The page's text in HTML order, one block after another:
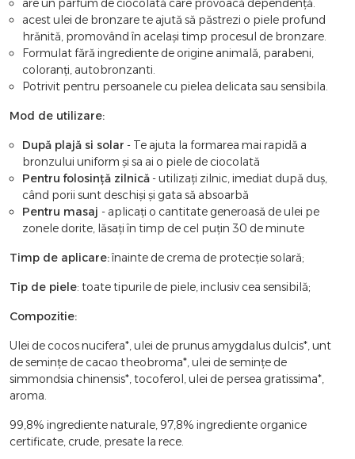
are un parfum de ciocolată care provoacă dependență.
acest ulei de bronzare te ajută să păstrezi o piele profund
hrănită, promovând în același timp procesul de bronzare.
Formulat fără ingrediente de origine animală, parabeni,
coloranți, autobronzanti.
Potrivit pentru persoanele cu pielea delicata sau sensibila.
Mod de utilizare:
După plajă si solar - Te ajuta la formarea mai rapidă a
bronzului uniform și sa ai o piele de ciocolată
Pentru folosință zilnică - utilizați zilnic, imediat după duș,
când porii sunt deschiși și gata să absoarbă
Pentru masaj - aplicați o cantitate generoasă de ulei pe
zonele dorite, lăsați în timp de cel puțin 30 de minute
Timp de aplicare:înainte de crema de protecție solară;
Tip de piele: toate tipurile de piele, inclusiv cea sensibilă;
Compozitie:
Ulei de cocos nucifera*, ulei de prunus amygdalus dulcis*, unt
de semințe de cacao theobroma*, ulei de semințe de
simmondsia chinensis*, tocoferol, ulei de persea gratissima*,
aroma.
99,8% ingrediente naturale, 97,8% ingrediente organice
certificate, crude, presate la rece.